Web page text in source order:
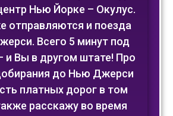
Нью Йорке – Окулус.
отправляются и поезда
Всего 5 минут под
и Вы в другом штате! Про
до Нью Джерси
платных дорог в том
расскажу во время